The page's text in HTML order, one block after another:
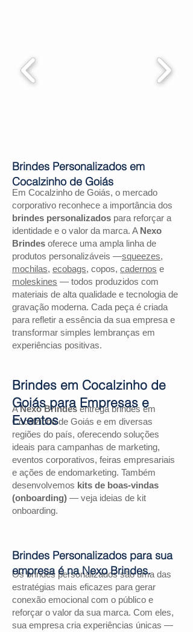
Em Cocalzinho de Goiás, o mercado
corporativo reconhece a importância dos
brindes personalizados para reforçar a
identidade e o valor da marca. A Nexo
Brindes oferece uma ampla linha de
produtos personalizáveis —squeezes,
mochilas, ecobags, copos, cadernos e
moleskines — todos produzidos com
materiais de alta qualidade e tecnologia de
gravação moderna. Cada peça é criada
para refletir a essência da sua empresa e
transformar simples lembranças em
experiências positivas.
ANexo Brindes entrega brindes em
Cocalzinho de Goiás e em diversas
regiões do país, oferecendo soluções
ideais para campanhas de marketing,
eventos corporativos, feiras empresariais
e ações de endomarketing. Também
desenvolvemos kits de boas-vindas
(onboarding) — veja ideias de kit
onboarding.
Os brindes personalizados são uma das
estratégias mais eficazes para gerar
conexão emocional com o público e
reforçar o valor da sua marca. Com eles,
sua empresa cria experiências únicas —
Brindes Personalizados em
Cocalzinho de Goiás
Brindes em Cocalzinho de
Goiás para Empresas e
Eventos
Brindes Personalizados para sua
empresa é na Nexo Brindes.